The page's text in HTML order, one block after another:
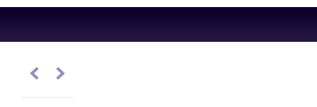
content
 